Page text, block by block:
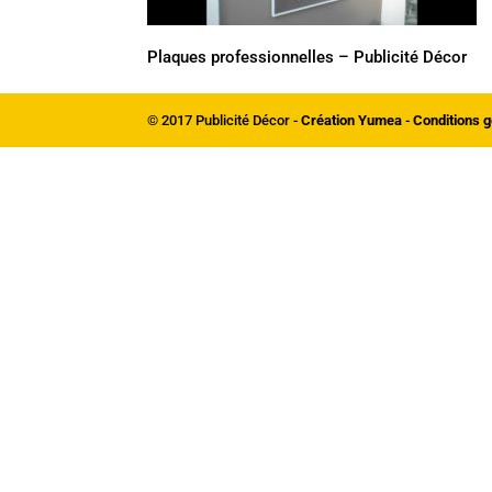
Plaques professionnelles – Publicité Décor
© 2017 Publicité Décor -Création Yumea -Conditions